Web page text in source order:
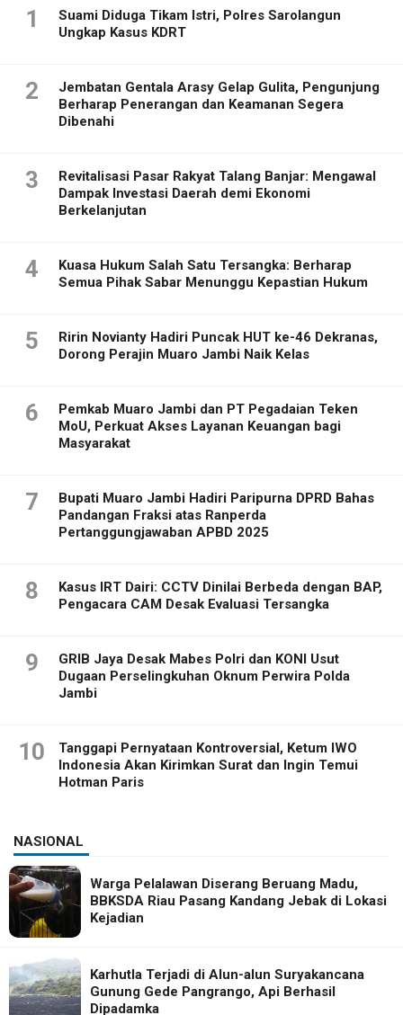
1
Suami Diduga Tikam Istri, Polres Sarolangun
Ungkap Kasus KDRT
2
Jembatan Gentala Arasy Gelap Gulita, Pengunjung
Berharap Penerangan dan Keamanan Segera
Dibenahi
3
Revitalisasi Pasar Rakyat Talang Banjar: Mengawal
Dampak Investasi Daerah demi Ekonomi
Berkelanjutan
4
Kuasa Hukum Salah Satu Tersangka: Berharap
Semua Pihak Sabar Menunggu Kepastian Hukum
5
Ririn Novianty Hadiri Puncak HUT ke-46 Dekranas,
Dorong Perajin Muaro Jambi Naik Kelas
6
Pemkab Muaro Jambi dan PT Pegadaian Teken
MoU, Perkuat Akses Layanan Keuangan bagi
Masyarakat
7
Bupati Muaro Jambi Hadiri Paripurna DPRD Bahas
Pandangan Fraksi atas Ranperda
Pertanggungjawaban APBD 2025
8
Kasus IRT Dairi: CCTV Dinilai Berbeda dengan BAP,
Pengacara CAM Desak Evaluasi Tersangka
9
GRIB Jaya Desak Mabes Polri dan KONI Usut
Dugaan Perselingkuhan Oknum Perwira Polda
Jambi
10
Tanggapi Pernyataan Kontroversial, Ketum IWO
Indonesia Akan Kirimkan Surat dan Ingin Temui
Hotman Paris
NASIONAL
Warga Pelalawan Diserang Beruang Madu,
BBKSDA Riau Pasang Kandang Jebak di Lokasi
Kejadian
Karhutla Terjadi di Alun-alun Suryakancana
Gunung Gede Pangrango, Api Berhasil
Dipadamka